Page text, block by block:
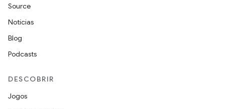
Source
Notícias
Blog
Podcasts
DESCOBRIR
Jogos